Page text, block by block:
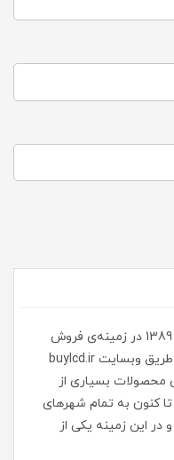
پارسا کامپیوتر فعالیت خود را از سال 1389 در زمینه‌ی فروش
قطعات کامپیوتر به صورت آنلاین از طریق وبسایت buylcd.ir
بسیاری از
کنون به تمام شهرهای
در این زمینه یکی از